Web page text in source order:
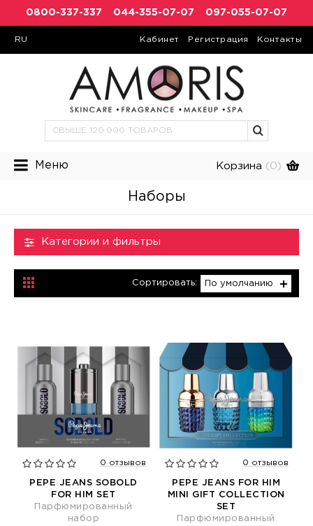
0800-337-337 044-355-07-07 097-055-07-07
RU Кабинет Регистрация Контакты
Меню Корзина (0)
Наборы
Категории и фильтры
Сортировать: По умолчанию
0 отзывов
PEPE JEANS SOBOLD
FOR HIM SET
Парфюмированный
набор
0 отзывов
PEPE JEANS FOR HIM
MINI GIFT COLLECTION
SET
Парфюмированный